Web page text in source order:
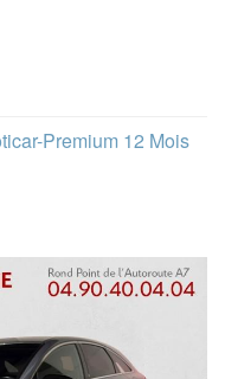
Premium 12 Mois